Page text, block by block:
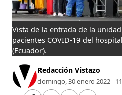
Vista de la entrada de la
pacientes COVID-19 del
(Ecuador).
Redacción Vistazo
domingo, 30 enero 2022 -